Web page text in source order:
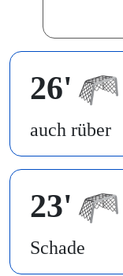
26'
auch rüber
23'
Schade